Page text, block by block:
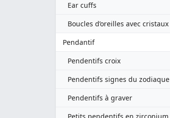
Ear cuffs
Boucles d’oreilles avec cristaux
Pendantif
Pendentifs croix
Pendentifs signes du zodiaque
Pendentifs à graver